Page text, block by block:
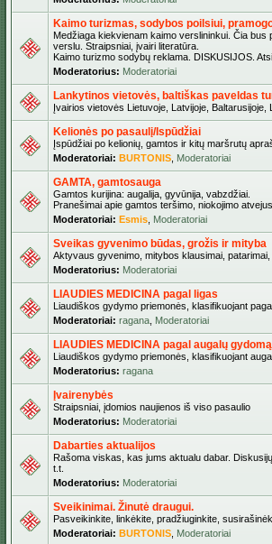
Kaimo turizmas, sodybos poilsiui,
Medžiaga kiekvienam kaimo verslininkui. Čia
verslu. Straipsniai, įvairi literatūra.
Kaimo turizmo sodybų reklama. DISKUSIJOS.
Moderatorius: Moderatoriai
Lankytinos vietovės, baltiškas paveldas
Įvairios vietovės Lietuvoje, Latvijoje,
Kelionės po pasaulį/Ispūdžiai
Įspūdžiai po kelionių, gamtos ir kitų maršrutų
Moderatoriai: BURTONIS Moderatoriai
GAMTA, gamtosauga
Gamtos kurijina: augalija, gyvūnija, vabzdžiai.
Pranešimai apie gamtos teršimo, niokojimo
Moderatoriai: Esmis Moderatoriai
Sveikas gyvenimo būdas, grožis ir mityba
Aktyvaus gyvenimo, mitybos klausimai, patarimai,
Moderatorius: Moderatoriai
LIAUDIES MEDICINA pagal ligas
Liaudiškos gydymo priemonės, klasifikuojant
Moderatoriai: ragana Moderatoriai
LIAUDIES MEDICINA pagal augalų
Liaudiškos gydymo priemonės, klasifikuojant
Moderatorius: ragana
Įvairenybės
Straipsniai, įdomios naujienos iš viso pasaulio
Moderatorius: Moderatoriai
Dabarties aktualijos
Rašoma viskas, kas jums aktualu dabar.
t.t.
Moderatorius: Moderatoriai
Sveikinimai. Žinutė draugui.
Pasveikinkite, linkėkite, pradžiuginkite,
Moderatoriai: BURTONIS Moderatoriai